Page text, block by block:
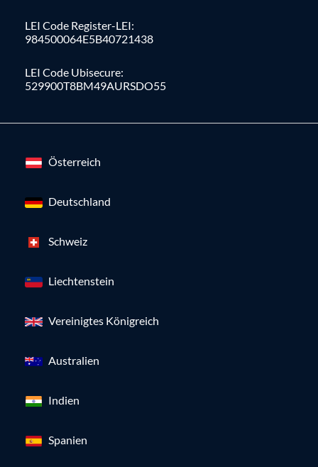
LEI Code Register-LEI:
984500064E5B40721438
LEI Code Ubisecure:
529900T8BM49AURSDO55
Österreich
Deutschland
Schweiz
Liechtenstein
Vereinigtes Königreich
Australien
Indien
Spanien